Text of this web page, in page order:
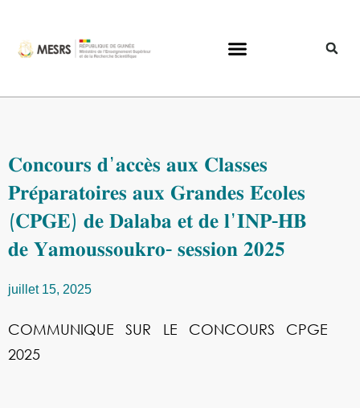
𝐂𝐨𝐧𝐜𝐨𝐮𝐫𝐬 𝐝’𝐚𝐜𝐜𝐞̀𝐬 𝐚𝐮𝐱 𝐂𝐥𝐚𝐬𝐬𝐞𝐬
𝐏𝐫𝐞́𝐩𝐚𝐫𝐚𝐭𝐨𝐢𝐫𝐞𝐬 𝐚𝐮𝐱 𝐆𝐫𝐚𝐧𝐝𝐞𝐬 𝐄́𝐜𝐨𝐥𝐞𝐬
(𝐂𝐏𝐆𝐄) 𝐝𝐞 𝐃𝐚𝐥𝐚𝐛𝐚 𝐞𝐭 𝐝𝐞 𝐥’𝐈𝐍𝐏-𝐇𝐁
𝐝𝐞 𝐘𝐚𝐦𝐨𝐮𝐬𝐬𝐨𝐮𝐤𝐫𝐨- 𝐬𝐞𝐬𝐬𝐢𝐨𝐧 𝟐𝟎𝟐𝟓
juillet 15, 2025
COMMUNIQUE SUR LE CONCOURS CPGE
2025